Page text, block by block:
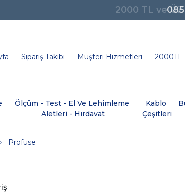
Sipariş Takibi Müşteri Hizmetleri 2000TL
Ölçüm - Test - El Ve Lehimleme
Aletleri - Hırdavat
Kablo
Çeşitleri
Profuse